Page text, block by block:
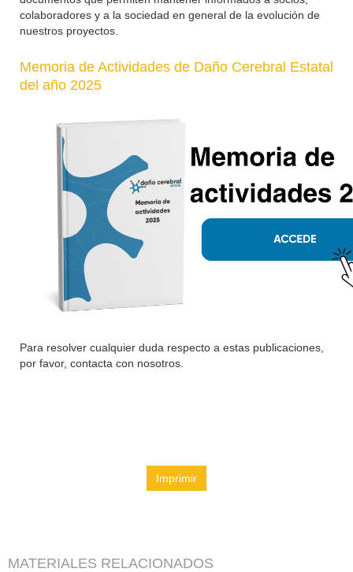
colaboradores y a la sociedad en general de la evolución de
nuestros proyectos.
Memoria de Actividades de Daño Cerebral Estatal
del año 2025
Para resolver cualquier duda respecto a estas publicaciones,
por favor, contacta con nosotros.
Imprimir
MATERIALES RELACIONADOS